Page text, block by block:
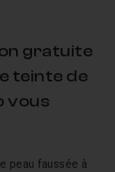
gratuite
teinte de
vous
peau faussée à